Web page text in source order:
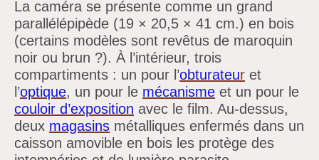
La caméra se présente comme un grand
parallélépipède (19 × 20,5 × 41 cm.) en bois
(certains modèles sont revêtus de maroquin
noir ou brun ?). À l’intérieur, trois
compartiments : un pour l’obturateur et
l’optique, un pour le mécanisme et un pour le
couloir d’exposition avec le film. Au-dessus,
deux magasins métalliques enfermés dans un
caisson amovible en bois les protège des